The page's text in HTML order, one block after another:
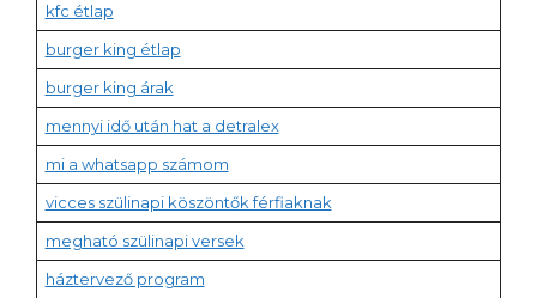
kfc étlap
burger king étlap
burger king árak
mennyi idő után hat a detralex
mi a whatsapp számom
vicces szülinapi köszöntők férfiaknak
megható szülinapi versek
háztervező program